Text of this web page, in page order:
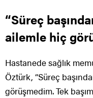
“Süreç
ailemle hiç
Hastanede sağlık
Öztürk, “Süreç
görüşmedim. Tek